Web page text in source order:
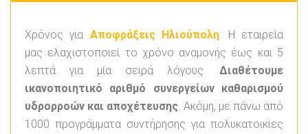
Χρόνος για Αποφράξεις Ηλιούπολη: Η εταιρεία
μας ελαχιστοποιεί το χρόνο αναμονής έως και 5
λεπτά για μία σειρά λόγους. Διαθέτουμε
ικανοποιητικό αριθμό συνεργείων καθαρισμού
υδρορροών και αποχέτευσης . Ακόμη, με πάνω από
1000 προγράμματα συντήρησης για πολυκατοικίες